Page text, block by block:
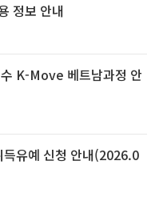
정보 안내
K-Move 베트남과정 안
유예 신청 안내(2026.0